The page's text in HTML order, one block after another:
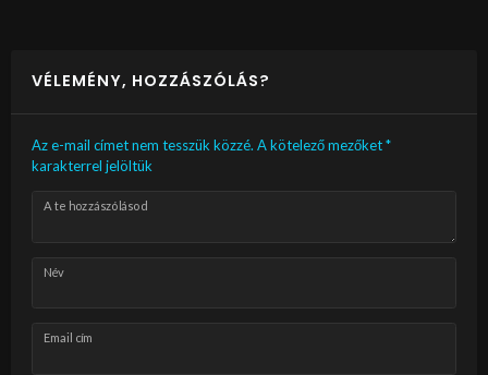
VÉLEMÉNY, HOZZÁSZÓLÁS?
Az e-mail címet nem tesszük közzé. A kötelező mezőket*
karakterrel jelöltük
A te hozzászólásod
Név
Email cím